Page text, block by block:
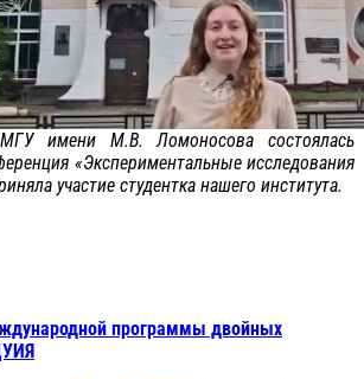
имени М.В. Ломоносова состоялась
«Экспериментальные исследования
участие студентка нашего института.
программы двойных